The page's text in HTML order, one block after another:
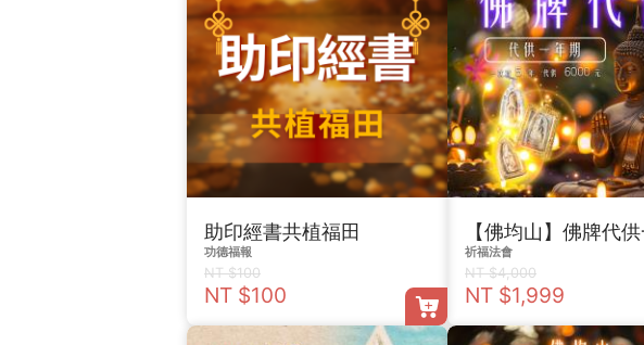
助印經書共植福田
功德福報
NT $100
NT $100
祈福法會
NT $4,000
NT $1,999